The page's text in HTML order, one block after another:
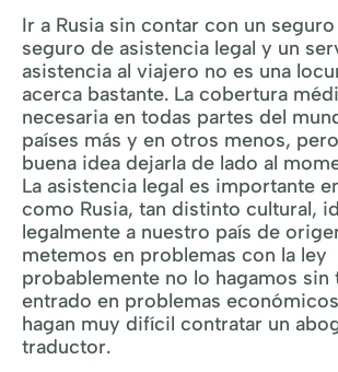
Ir a Rusia sin contar con un
seguro de asistencia legal y un
asistencia al viajero no es una
acerca bastante. La cobertura
necesaria en todas partes del
países más y en otros menos,
buena idea dejarla de lado al
La asistencia legal es importante
como Rusia, tan distinto cultural,
legalmente a nuestro país de
metemos en problemas con la ley
probablemente no lo hagamos sin
entrado en problemas
hagan muy difícil contratar un
traductor.